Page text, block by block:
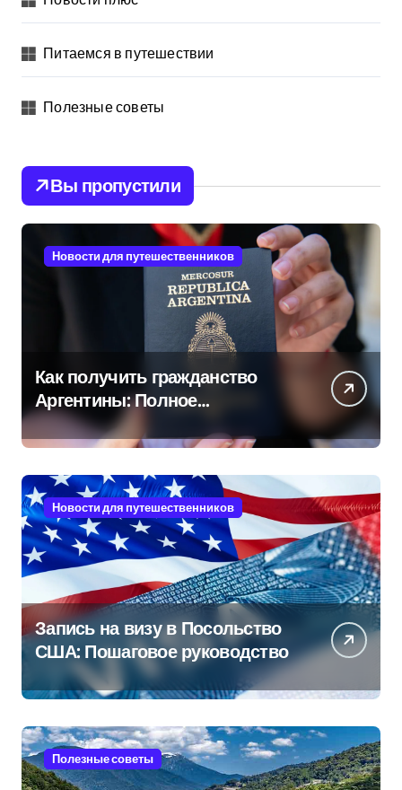
Питаемся в путешествии
Полезные советы
Вы пропустили
Новости для путешественников
Как получить гражданство
Аргентины: Полное
руководство
Новости для путешественников
Запись на визу в Посольство
США: Пошаговое руководство
Полезные советы